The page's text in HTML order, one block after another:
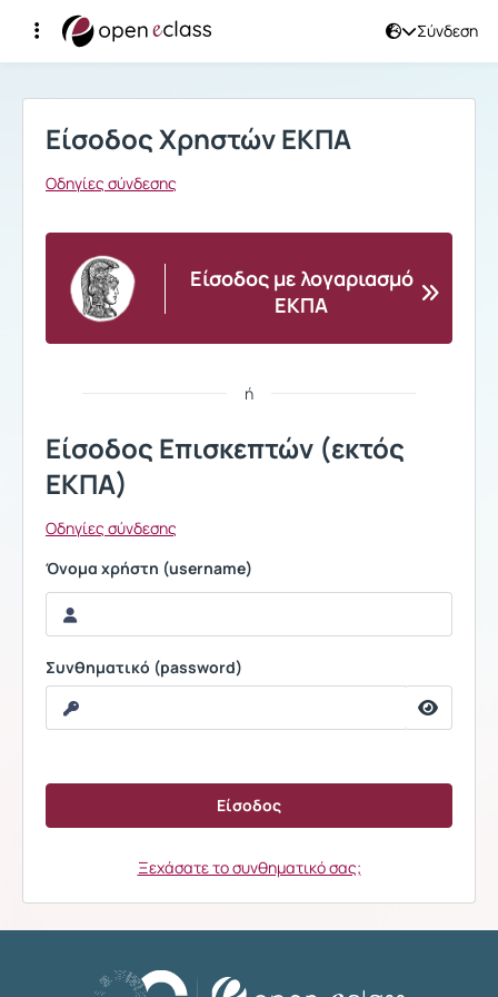
Σύνδεση
Σύνδεση
Είσοδος Χρηστών ΕΚΠΑ
Οδηγίες σύνδεσης
Είσοδος με λογαριασμό
ΕΚΠΑ
ή
Είσοδος Επισκεπτών (εκτός
ΕΚΠΑ)
Οδηγίες σύνδεσης
Όνομα χρήστη (username)
Συνθηματικό (password)
Ξεχάσατε το συνθηματικό σας;